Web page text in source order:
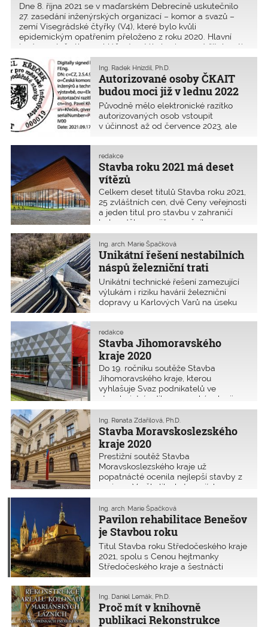
Dne 8. října 2021 se v maďarském Debrecíně uskutečnilo
27. zasedání inženýrských organizací – komor a svazů –
zemí Visegrádské čtyřky (V4), které bylo kvůli
epidemickým opatřením přeloženo z roku 2020. Hlavní
body společného prohlášení se týkaly vize o udržitelnosti,
nutnosti digitalizace stavebnictví, nutnosti zavést povinný
dozor projektanta i upevnit pozici městského inženýra.
Autorizované osoby ČKAIT
budou moci již v lednu 2022
získat e-razítko
Ing. Radek Hnízdil, Ph.D.
Původně mělo elektronické razítko
autorizovaných osob vstoupit
v účinnost až od července 2023, ale
zákonem zkrácena na leden 2022.
ČKAIT společně s Českou poštou nyní
finalizuje webovou aplikaci, která
propojí obě databáze a umožní jeho
spuštění.
Stavba roku 2021 má deset
vítězů
redakce
Celkem deset titulů Stavba roku 2021,
25 zvláštních cen, dvě Ceny veřejnosti
a jeden titul pro stavbu v zahraničí
bylo uděleno v již 29. ročníku
jedinečné a prestižní celorepublikové
soutěžní přehlídky Stavba roku 2021. V
soutěži se utkalo celkem devadesát
staveb.
Unikátní řešení nestabilních
náspů železniční trati
Chomutov–Cheb získalo
Cenu ČKAIT v rámci Stavby
roku 2021
Ing. arch. Marie Špačková
Unikátní technické řešení zamezující
výlukám i riziku havárií železniční
dopravy u Karlových Varů na úseku
letošních cen Stavba roku 2021 vysoké
uznání odborné veřejnosti – Cenu
ČKAIT.
Stavba Jihomoravského
kraje 2020
redakce
Do 19. ročníku soutěže Stavba
Jihomoravského kraje, kterou
vyhlašuje Svaz podnikatelů ve
stavebnictví v Jihomoravském kraji
pod záštitou Jihomoravského kraje, se
přihlásilo celkem 29 staveb.
Stavba Moravskoslezského
kraje 2020
Ing. Renata Zdařilová, Ph.D.
Prestižní soutěž Stavba
Moravskoslezského kraje už
popatnácté ocenila nejlepší stavby z
regionu. V několika kategoriích
upozornila na skvělé projekty, ocenila
také výjimečné osobnosti z oblasti
stavitelství a architektury. Hlavní cenu
Grand Prix odborná porota udělila
Muzeu Těšínska za rekonstrukci
výstavní budovy a novou expozici.
Pavilon rehabilitace Benešov
je Stavbou roku
Středočeského kraje 2021
Ing. arch. Marie Špačková
Titul Stavba roku Středočeského kraje
2021, spolu s Cenou hejtmanky
Středočeského kraje a šestnácti
slavnostním vyhlášení 8. ročníku
soutěže Stavba roku Středočeského
kraje 2021, které se uskutečnilo ve
čtvrtek 30. září 2021 v Galerii
Proč mít v knihovně
publikaci Rekonstrukce
Ing. Daniel Lemák, Ph.D.